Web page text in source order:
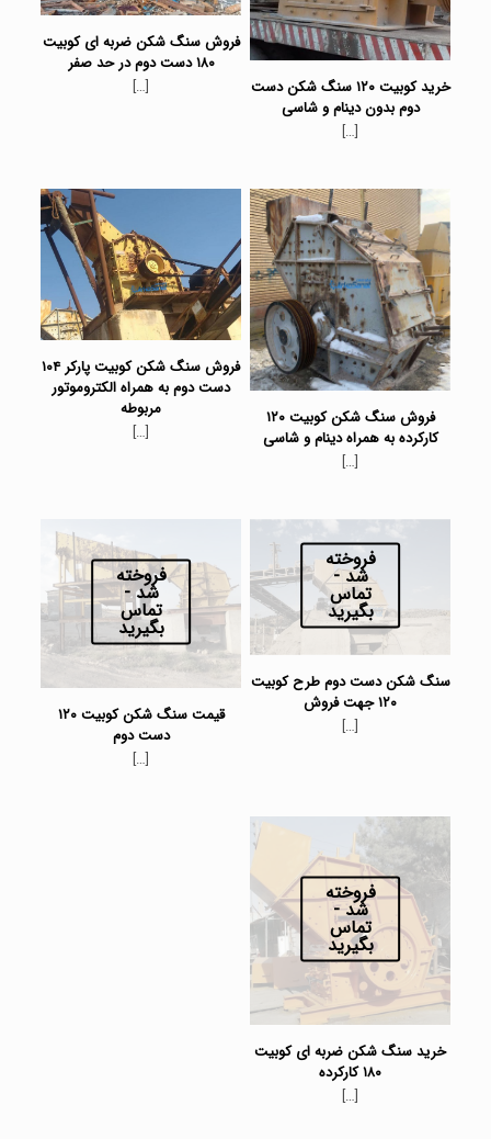
خرید کوبیت ۱۲۰ سنگ شکن دست
دوم بدون دینام و شاسی
[…]
فروش سنگ شکن ضربه ای کوبیت
۱۸۰ دست دوم در حد صفر
[…]
فروش سنگ شکن کوبیت ۱۲۰
کارکرده به همراه دینام و شاسی
[…]
فروش سنگ شکن کوبیت پارکر ۱۰۴
دست دوم به همراه الکتروموتور
مربوطه
[…]
فروخته
شد -
تماس
بگیرید
سنگ شکن دست دوم طرح کوبیت
۱۲۰ جهت فروش
[…]
فروخته
شد -
تماس
بگیرید
قیمت سنگ شکن کوبیت ۱۲۰
دست دوم
[…]
فروخته
شد -
تماس
بگیرید
خرید سنگ شکن ضربه ای کوبیت
۱۸۰ کارکرده
[…]